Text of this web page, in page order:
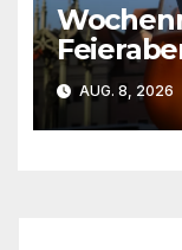
AUG. 8, 2026